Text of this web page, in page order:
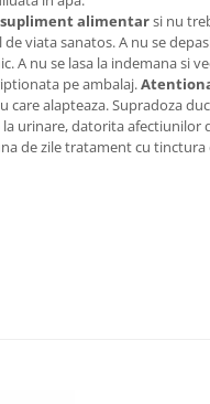
supliment alimentarsi nu
viata sanatos. A nu se
A nu se lasa la indemana si
pe ambalaj.
care alapteaza. Supradoza
urinare, datorita afectiunilor
de zile tratament cu